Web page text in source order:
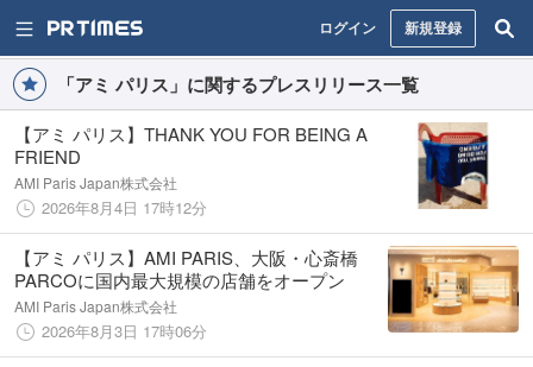
ログイン 新規登録
「アミ パリス」に関するプレスリリース一覧
【アミ パリス】THANK YOU FOR BEING A
FRIEND
AMI Paris Japan株式会社
2026年8月4日 17時12分
【アミ パリス】AMI PARIS、大阪・心斎橋
PARCOに国内最大規模の店舗をオープン
AMI Paris Japan株式会社
2026年8月3日 17時06分